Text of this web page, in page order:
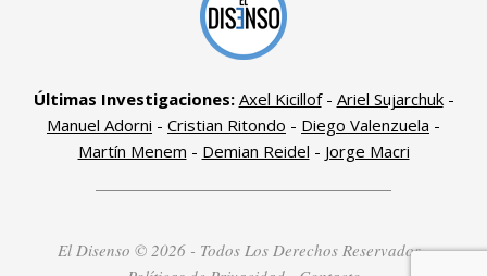
Últimas Investigaciones: Axel Kicillof- Ariel Sujarchuk-
Manuel Adorni - Cristian Ritondo - Diego Valenzuela -
Martín Menem - Demian Reidel - Jorge Macri
El Disenso © 2026 - Todos Los Derechos Reservados -